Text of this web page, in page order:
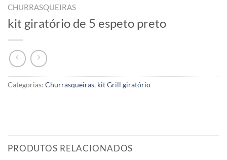
CHURRASQUEIRAS
kit giratório de 5 espeto preto
Categorias: Churrasqueiras, kit Grill giratório
PRODUTOS RELACIONADOS